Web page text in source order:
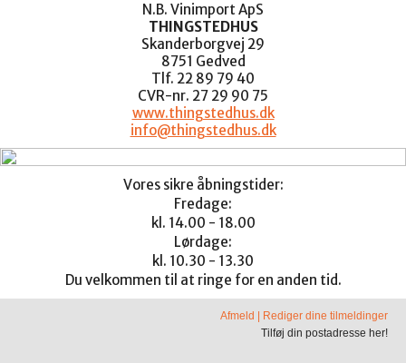
N.B. Vinimport ApS
THINGSTEDHUS
Skanderborgvej 29
8751 Gedved
Tlf. 22 89 79 40
CVR-nr. 27 29 90 75
www.thingstedhus.dk
info@thingstedhus.dk
Vores sikre åbningstider:
Fredage:
kl. 14.00 - 18.00
Lørdage:
kl. 10.30 - 13.30
Du velkommen til at ringe for en anden tid.
Afmeld
Rediger dine tilmeldinger
Tilføj din postadresse her!